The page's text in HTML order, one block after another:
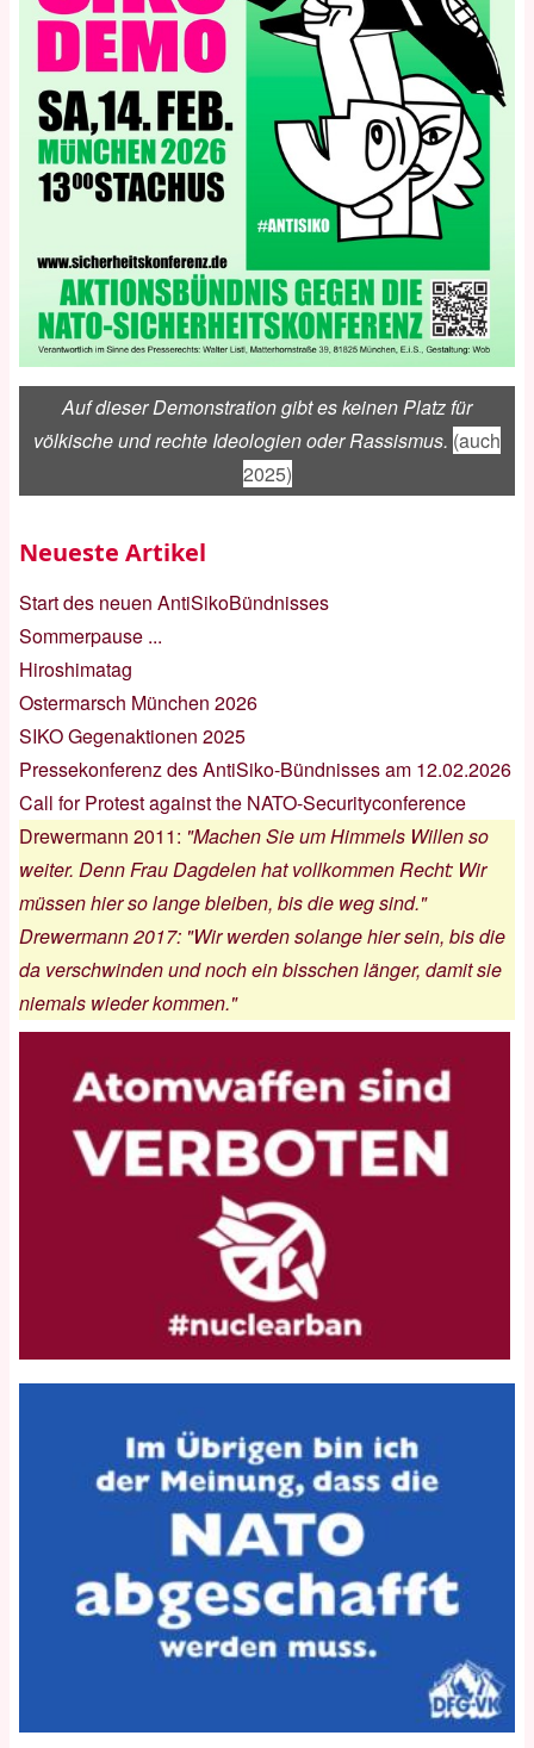
Auf dieser Demonstration gibt es keinen Platz für
völkische und rechte Ideologien oder Rassismus. (auch
2025)
Neueste Artikel
Start des neuen AntiSikoBündnisses
Sommerpause ...
Hiroshimatag
Ostermarsch München 2026
SIKO Gegenaktionen 2025
Pressekonferenz des AntiSiko-Bündnisses am 12.02.2026
Call for Protest against the NATO-Securityconference
Drewermann 2011: "Machen Sie um Himmels Willen so
weiter. Denn Frau Dagdelen hat vollkommen Recht: Wir
müssen hier so lange bleiben, bis die weg sind."
Drewermann 2017: "Wir werden solange hier sein, bis die
da verschwinden und noch ein bisschen länger, damit sie
niemals wieder kommen."